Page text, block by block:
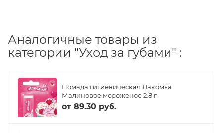
Аналогичные товары из
категории "Уход за губами" :
Помада гигиеническая Лакомка
Малиновое мороженое 2.8 г
от 89.30 руб.